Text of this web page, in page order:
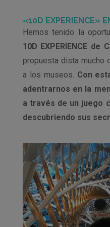
«10D EXPERIENCE»
Hemos tenido la
10D EXPERIENCE de
propuesta dista mucho
a los museos. Con
adentrarnos en la
a través de un juego
descubriendo sus